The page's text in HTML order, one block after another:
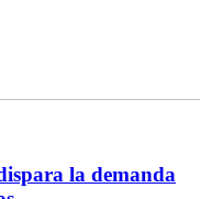
la demanda